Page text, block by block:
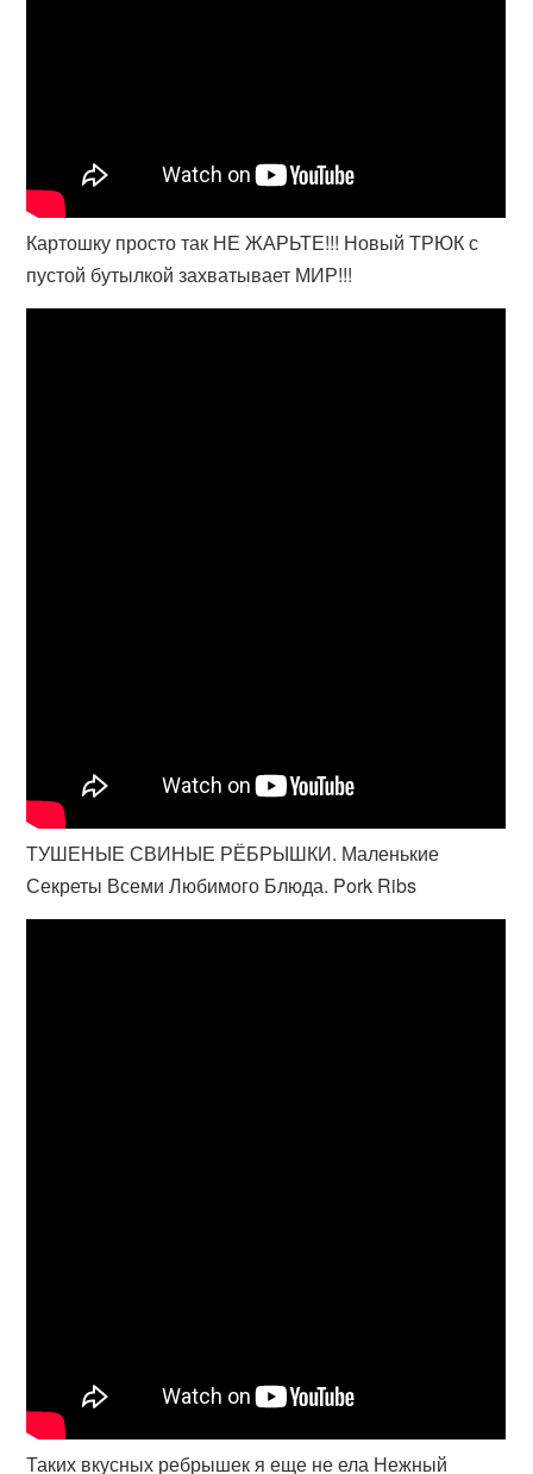
Картошку просто так НЕ ЖАРЬТЕ!!! Новый ТРЮК с
пустой бутылкой захватывает МИР!!!
ТУШЕНЫЕ СВИНЫЕ РЁБРЫШКИ. Маленькие
Секреты Всеми Любимого Блюда. Pork Ribs
Таких вкусных ребрышек я еще не ела Нежный